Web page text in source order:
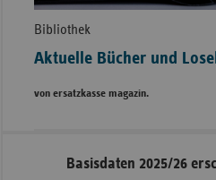
Bibliothek
Aktuelle Bücher und
von ersatzkasse magazin.
Seitennavigation
SeitenleisteBasisdaten 2025/26